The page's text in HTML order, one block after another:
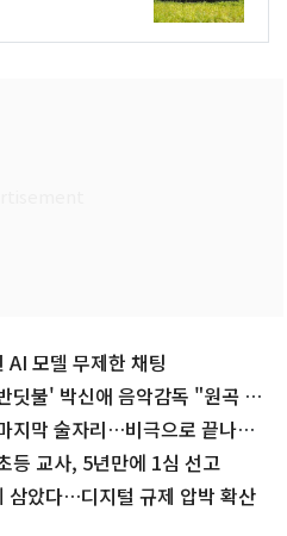
모델 무제한 채팅
딧불' 박신애 음악감독 "원곡 감
지막 술자리…비극으로 끝나버
등 교사, 5년만에 1심 선고
았다…디지털 규제 압박 확산